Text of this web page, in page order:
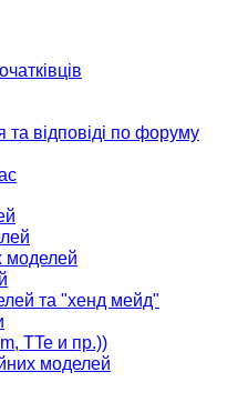
та відповіді по форуму
моделей
та "хенд мейд"
TTe и пр.))
моделей